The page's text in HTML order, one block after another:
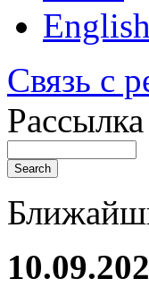
English
Связь с